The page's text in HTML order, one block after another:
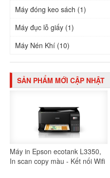
Máy đóng keo sách (1)
Máy đục lỗ giấy (1)
Máy Nén Khí (10)
SẢN PHẨM MỚI CẬP NHẬT
Máy in Epson ecotank L3350,
In scan copy màu - Kết nối Wifi